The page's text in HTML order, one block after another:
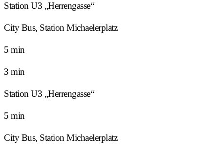
Station U3 „Herrengasse“
City Bus, Station Michaelerplatz
5 min
3 min
Station U3 „Herrengasse“
5 min
City Bus, Station Michaelerplatz